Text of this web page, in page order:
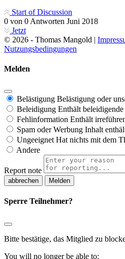
Start of Discussion
0 von 0 Antworten Juni 2018
Jetzt
© 2026 - Thomas Mangold |
Nutzungsbedingungen
Melden
Belästigung Belästigung oder
Beleidigung Enthält
Fehlinformation Enthält
Spam oder Werbung Inhalt
Ungeeignet Hat nichts mit dem
Andere
Report note
Melden
Sperre Teilnehmer?
Bitte bestätige, das Mitglied zu
You will no longer be able to: